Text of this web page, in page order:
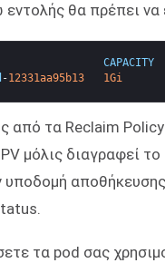
θα πρέπει να
CAPACITY
-12331aa95b13 1Gi
τα Reclaim
PV μόλις διαγραφεί
τα pod σας